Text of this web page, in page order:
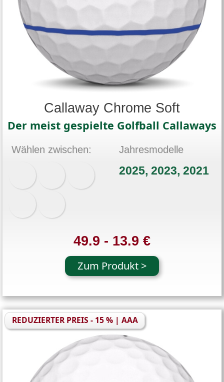
Callaway Chrome Soft
Der meist gespielte Golfball Callaways
Wählen zwischen: Jahresmodelle
2025, 2023, 2021
49.9 - 13.9 €
Zum Produkt >
REDUZIERTER PREIS - 15 % | AAA